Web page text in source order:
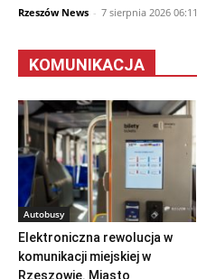
Rzeszów News - 7 sierpnia 2026 06:11
KOMUNIKACJA
Autobusy
Elektroniczna rewolucja w
komunikacji miejskiej w
Rzeszowie. Miasto